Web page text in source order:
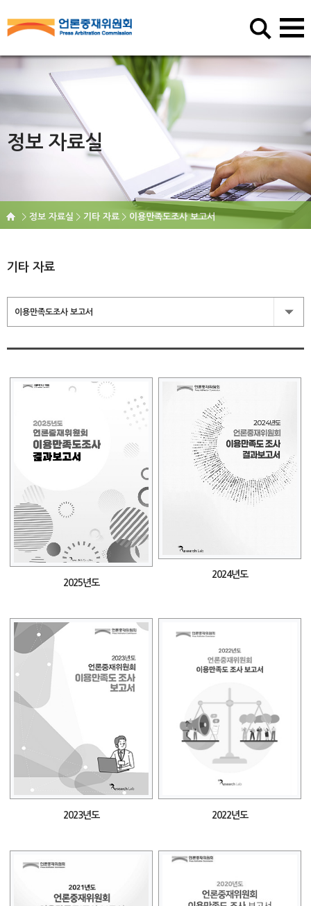
정보 자료실
정보 자료실 기타 자료 이용만족도조사 보고서
기타 자료
이용만족도조사 보고서
2025년도
2024년도
2023년도 2022년도